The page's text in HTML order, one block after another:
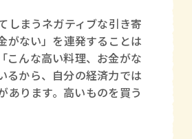
しまうネガティブな引き寄
がない」を連発することは
こんな高い料理、お金がな
から、自分の経済力では
あります。高いものを買う